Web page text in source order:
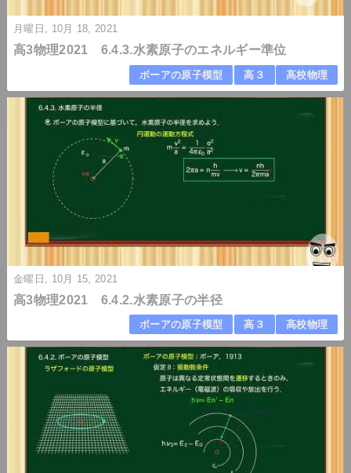
月曜日, 10月 18, 2021
高3物理2021 6.4.3.水素原子のエネルギー準位
ボーアの原子模型 高３ 高校物理
金曜日, 10月 15, 2021
高3物理2021 6.4.2.水素原子の半径
ボーアの原子模型 高３ 高校物理